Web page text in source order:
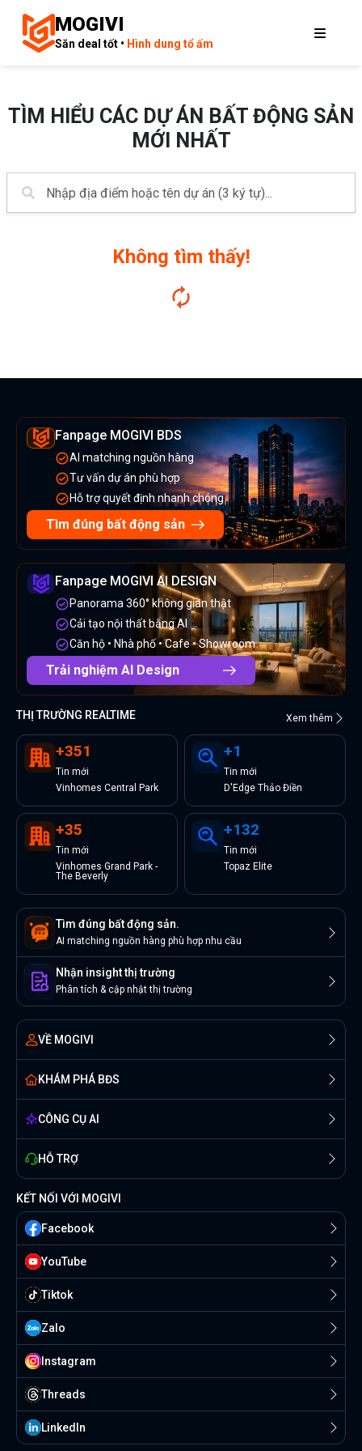
MOGIVI
Săn deal tốt • Hình dung tổ ấm
TÌM HIỂU CÁC DỰ ÁN BẤT ĐỘNG SẢN
MỚI NHẤT
Không tìm thấy!
Fanpage MOGIVI BDS
AI matching nguồn hàng
Tư vấn dự án phù hợp
Hỗ trợ quyết định nhanh chóng
Tìm đúng bất động sản
Fanpage MOGIVI AI DESIGN
Panorama 360° không gian thật
Cải tạo nội thất bằng AI
Căn hộ • Nhà phố • Cafe • Showroom
Trải nghiệm AI Design
THỊ TRƯỜNG REALTIME Xem thêm
+351
Tin mới
Vinhomes Central Park
+1
Tin mới
D'Edge Thảo Điền
+35
Tin mới
Vinhomes Grand Park -
The Beverly
+132
Tin mới
Topaz Elite
Tìm đúng bất động sản.
AI matching nguồn hàng phù hợp nhu cầu
Nhận insight thị trường
Phân tích & cập nhật thị trường
VỀ MOGIVI
KHÁM PHÁ BĐS
CÔNG CỤ AI
HỖ TRỢ
KẾT NỐI VỚI MOGIVI
Facebook
YouTube
Tiktok
Zalo
Instagram
Threads
Linkedln